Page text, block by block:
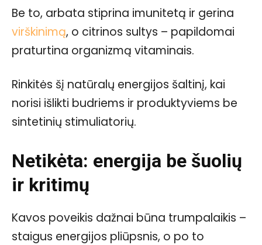
Be to, arbata stiprina imunitetą ir gerina
virškinimą, o citrinos sultys – papildomai
praturtina organizmą vitaminais.
Rinkitės šį natūralų energijos šaltinį, kai
norisi išlikti budriems ir produktyviems be
sintetinių stimuliatorių.
Netikėta: energija be šuolių
ir kritimų
Kavos poveikis dažnai būna trumpalaikis –
staigus energijos pliūpsnis, o po to